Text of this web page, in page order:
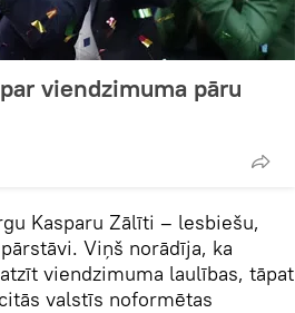
viendzimuma pāru
Kasparu Zālīti – lesbiešu,
Viņš norādīja, ka
viendzimuma laulības, tāpat
valstīs noformētas